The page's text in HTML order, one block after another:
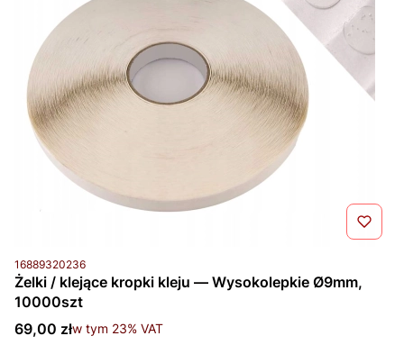
Kod produktu
16889320236
Żelki / klejące kropki kleju — Wysokolepkie Ø9mm,
10000szt
Cena brutto
69,00 złw tym %s VAT
w tym 23% VAT